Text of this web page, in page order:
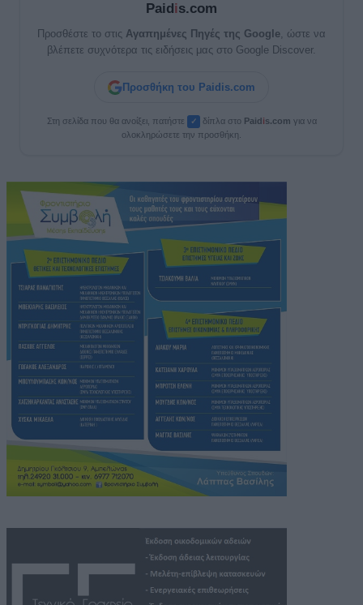
Paidis.com
Προσθέστε το στις Αγαπημένες Πηγές της Google, ώστε να
βλέπετε συχνότερα τις ειδήσεις μας στο Google Discover.
Προσθήκη του Paidis.com
Στη σελίδα που θα ανοίξει, πατήστε ✓ δίπλα στο Paidis.com για να
ολοκληρώσετε την προσθήκη.